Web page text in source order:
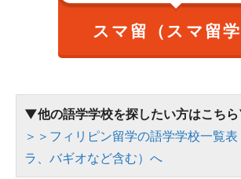
スマ留（スマ留学
▼他の語学学校を探したい方はこち
＞＞フィリピン留学の語学学校一覧
ラ、バギオなど含む）へ